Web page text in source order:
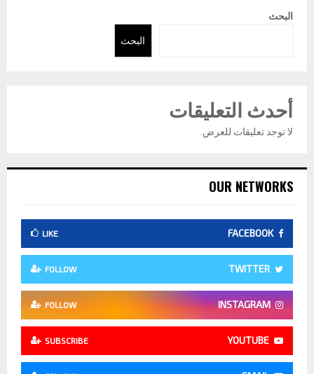
البحث
البحث
أحدث التعليقات
لا توجد تعليقات للعرض.
OUR NETWORKS
FACEBOOK
LIKE
TWITTER
FOLLOW
INSTAGRAM
FOLLOW
YOUTUBE
SUBSCRIBE